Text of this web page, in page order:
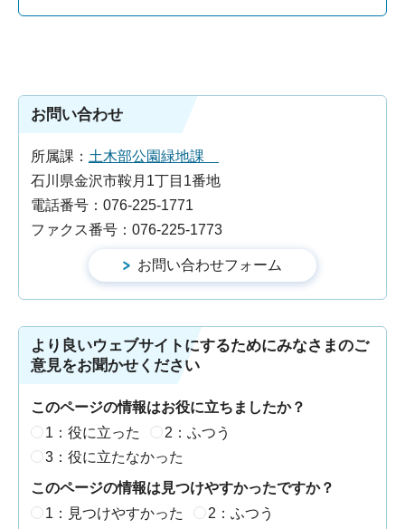
お問い合わせ
所属課： 土木部公園緑地課
石川県金沢市鞍月1丁目1番地
電話番号：076-225-1771
ファクス番号：076-225-1773
より良いウェブサイトにするためにみなさまのご
意見をお聞かせください
このページの情報はお役に立ちましたか？
1：役に立った
2：ふつう
3：役に立たなかった
このページの情報は見つけやすかったですか？
1：見つけやすかった
2：ふつう